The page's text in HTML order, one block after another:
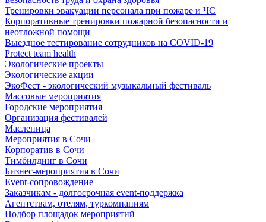
Тренировки эвакуации персонала при пожаре и ЧС
Корпоративные тренировки пожарной безопасности и
неотложной помощи
Выездное тестирование сотрудников на COVID-19
Protect team health
Экологические проекты
Экологические акции
ЭкоФест - экологический музыкальный фестиваль
Массовые мероприятия
Городские мероприятия
Организация фестивалей
Масленица
Мероприятия в Сочи
Корпоратив в Сочи
Тимбилдинг в Сочи
Бизнес-мероприятия в Сочи
Event-сопровождение
Заказчикам - долгосрочная event-поддержка
Агентствам, отелям, туркомпаниям
Подбор площадок мероприятий